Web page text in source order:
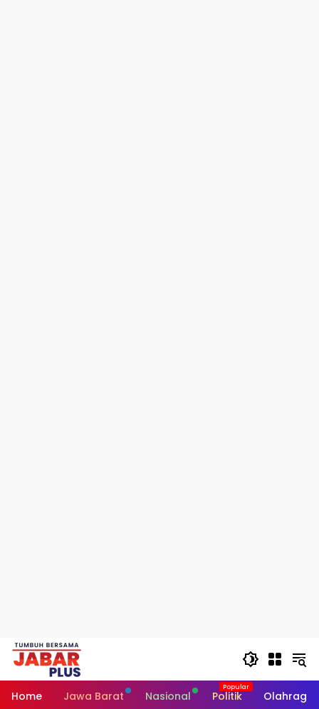
Skip
Home
Jawa Barat Nasional Politik Olahraga